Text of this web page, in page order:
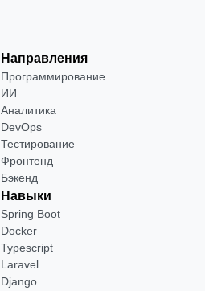
Направления
Программирование
ИИ
Аналитика
DevOps
Тестирование
Фронтенд
Бэкенд
Навыки
Spring Boot
Docker
Typescript
Laravel
Django